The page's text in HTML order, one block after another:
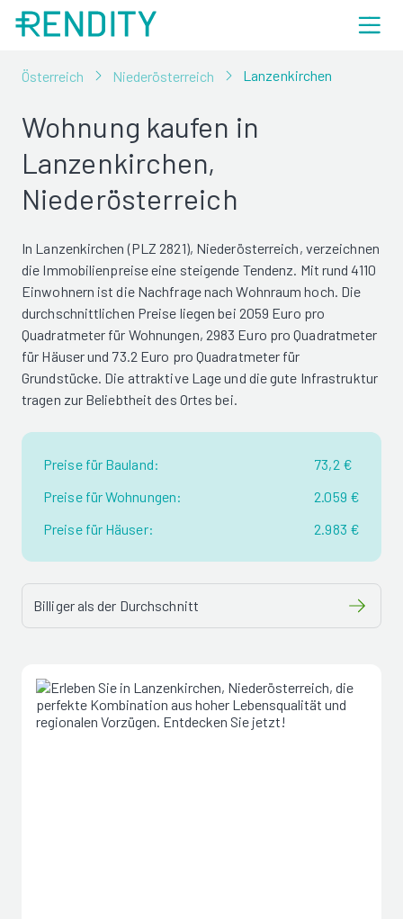
Österreich Niederösterreich Lanzenkirchen
Wohnung kaufen in
Lanzenkirchen,
Niederösterreich
In Lanzenkirchen (PLZ 2821), Niederösterreich, verzeichnen
die Immobilienpreise eine steigende Tendenz. Mit rund 4110
Einwohnern ist die Nachfrage nach Wohnraum hoch. Die
durchschnittlichen Preise liegen bei 2059 Euro pro
Quadratmeter für Wohnungen, 2983 Euro pro Quadratmeter
für Häuser und 73.2 Euro pro Quadratmeter für
Grundstücke. Die attraktive Lage und die gute Infrastruktur
tragen zur Beliebtheit des Ortes bei.
Preise für Bauland:
73,2 €
Preise für Wohnungen:
2.059 €
Preise für Häuser:
2.983 €
Billiger als der Durchschnitt